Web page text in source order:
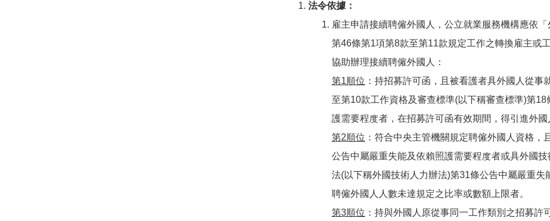
​法令依據：
雇主申請接續聘僱外國人，公立就業服務機構應依
第46條第1項第8款至第11款規定工作之轉換雇主或
協助辦理接續聘僱外國人：
第1順位 ：持招募許可函，且被看護者具外國人從事
至第10款工作資格及審查標準(以下稱審查標準)第
護需要程度者，在招募許可函有效期間，得引進外國
第2順位 ：符合中央主管機關規定聘僱外國人資格，
公告中屬嚴重失能及依賴照護需要程度者或具外國
法(以下稱外國技術人力辦法)第31條公告中屬嚴重失
聘僱外國人人數未達規定之比率或數額上限者。
第3順位 ：持與外國人原從事同一工作類別之招募許